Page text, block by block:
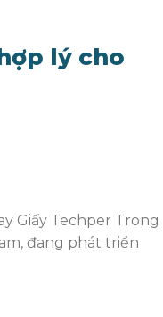
lý cho
Giấy Techper Trong
đang phát triển